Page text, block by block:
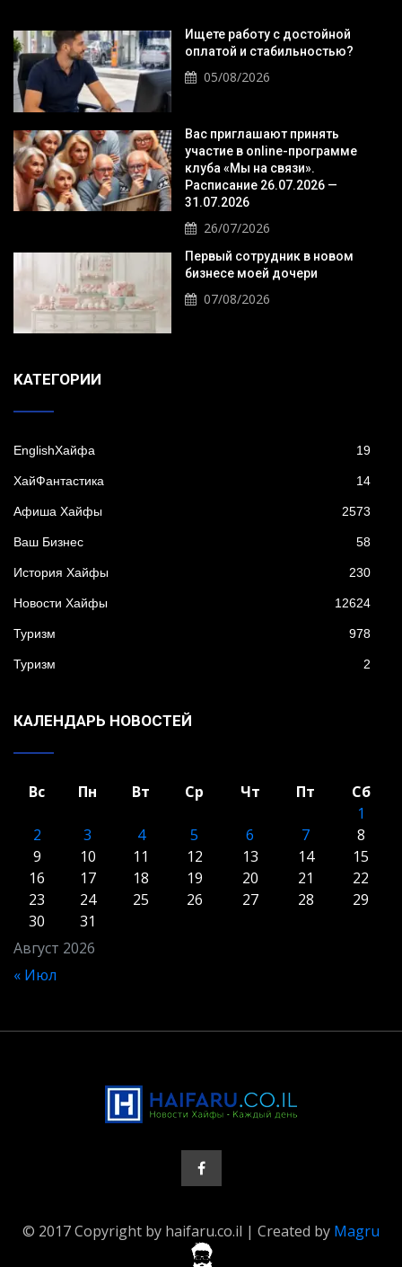
Ищете работу с достойной
оплатой и стабильностью?
05/08/2026
Вас приглашают принять
участие в online-программе
клуба «Мы на связи».
Расписание 26.07.2026 —
31.07.2026
26/07/2026
Первый сотрудник в новом
бизнесе моей дочери
07/08/2026
KАТЕГОРИИ
EnglishХайфа 19
XайФантастика 14
Афиша Хайфы 2573
Ваш Бизнес 58
История Хайфы 230
Новости Хайфы 12624
Туризм 978
Туризм 2
КАЛЕНДАРЬ НОВОСТЕЙ
Август 2026
Вс Пн Вт Ср Чт Пт
Сб
1
2
3 4 5 6 7
8
9
10 11 12 13 14
15
16
17 18 19 20 21
22
23
24 25 26 27 28
29
30
31
« Июл
© 2017 Copyright by haifaru.co.il | Created by Magru